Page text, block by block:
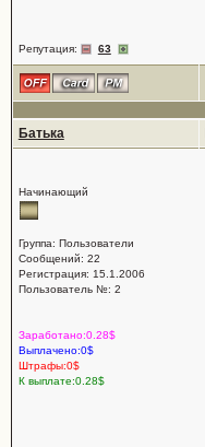
Репутация: 63
Батька
Начинающий
Группа: Пользователи
Сообщений: 22
Регистрация: 15.1.2006
Пользователь №: 2
Заработано:0.28$
Выплачено:0$
Штрафы:0$
К выплате:0.28$